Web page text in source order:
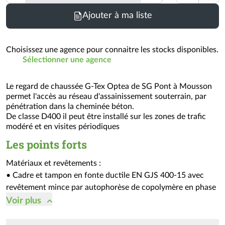
TTC
Ajouter à ma liste
Choisissez une agence pour connaitre les stocks disponibles.
Sélectionner une agence
Le regard de chaussée G-Tex Optea de SG Pont à Mousson
permet l'accès au réseau d'assainissement souterrain, par
pénétration dans la cheminée béton.
De classe D400 il peut être installé sur les zones de trafic
modéré et en visites périodiques
Les points forts
Matériaux et revêtements :
• Cadre et tampon en fonte ductile EN GJS 400-15 avec
revêtement mince par autophorèse de copolymère en phase
aqueuse
Voir plus